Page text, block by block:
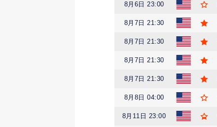
8月6日 23:00
8月7日 21:30
8月7日 21:30
8月7日 21:30
8月7日 21:30
8月8日 04:00
8月11日 23:00